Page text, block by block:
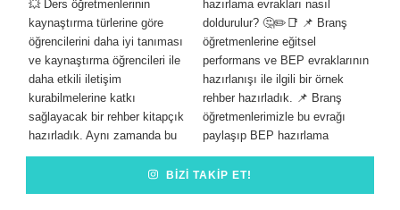
BIZI TAKIP ET!